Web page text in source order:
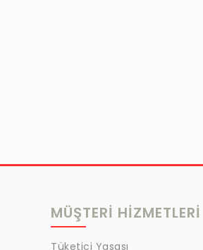
MÜŞTERİ HİZMETLERİ
Tüketici Yasası